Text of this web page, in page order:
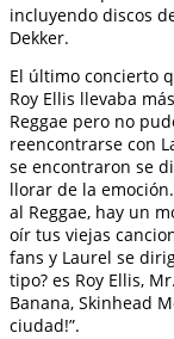
incluyendo discos
Dekker.
El último concierto
Roy Ellis llevaba
Reggae pero no
reencontrarse con
se encontraron se
llorar de la
al Reggae, hay un
oír tus viejas
fans y Laurel se
tipo? es Roy Ellis,
Banana, Skinhead
ciudad!”.